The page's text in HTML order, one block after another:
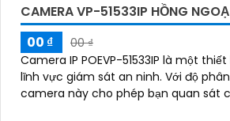
CAMERA VP-51533IP HỒNG
00 ₫
00 ₫
Camera IP POEVP-51533IP là một
lĩnh vực giám sát an ninh. Với độ phân giải cao 5.0MP,
camera này cho phép bạn quan sát